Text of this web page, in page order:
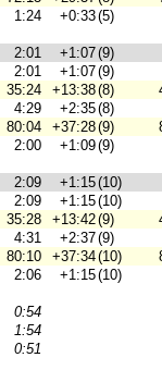
1:24
+0:33(5)
2:01 +1:07(9)
2:01
+1:07(9)
35:24
+13:38(8)
4:29
+2:35(8)
80:04
+37:28(9)
2:00
+1:09(9)
2:09 +1:15(10)
2:09
+1:15(10)
35:28
+13:42(9)
4:31
+2:37(9)
80:10
+37:34(10)
2:06
+1:15(10)
0:54
1:54
0:51